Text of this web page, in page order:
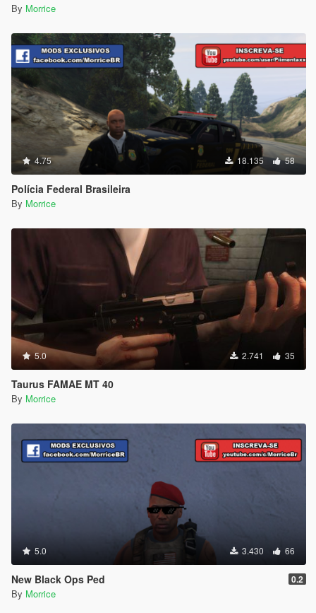
By Morrice
4.75 18.135 58
Polícia Federal Brasileira
By Morrice
5.0 2.741 35
Taurus FAMAE MT 40
By Morrice
5.0 3.430 66
New Black Ops Ped 0.2
By Morrice